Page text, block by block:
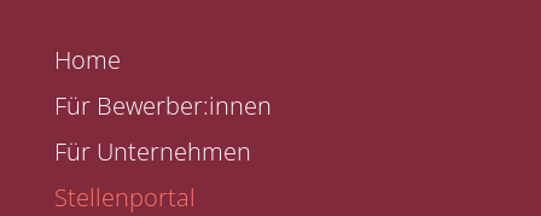
Home
Für Bewerber:innen
Für Unternehmen
Stellenportal